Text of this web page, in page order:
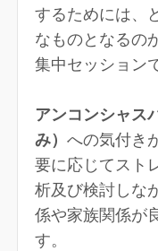
するためには、
なものとなるの
集中セッション
アンコンシャス
み）への気付き
要に応じてスト
析及び検討しな
係や家族関係が
す。